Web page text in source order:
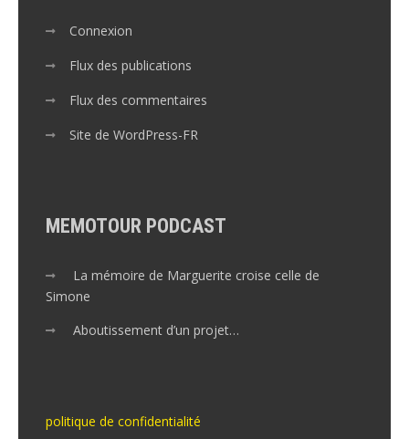
Connexion
Flux des publications
Flux des commentaires
Site de WordPress-FR
MEMOTOUR PODCAST
La mémoire de Marguerite croise celle de
Simone
Aboutissement d’un projet…
politique de confidentialité